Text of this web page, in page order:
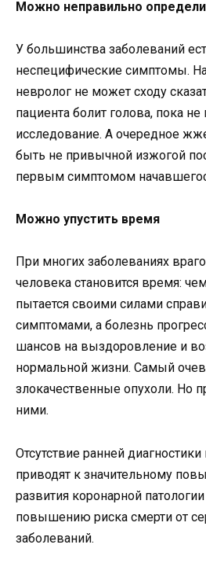
Можно неправильно
У большинства заболеваний
неспецифические симптомы.
невролог не может сходу
пациента болит голова, пока
исследование. А очередное
быть не привычной изжогой
первым симптомом
Можно упустить время
При многих заболеваниях
человека становится время:
пытается своими силами
симптомами, а болезнь
шансов на выздоровление и
нормальной жизни. Самый
злокачественные опухоли. Но
ними.
Отсутствие ранней
приводят к значительному
развития коронарной
повышению риска смерти от
заболеваний.